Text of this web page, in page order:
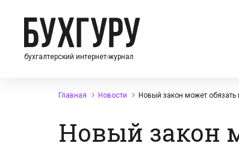
бухгалтерский интернет-журнал
Главная Новости Новый закон может обязать
Новый закон